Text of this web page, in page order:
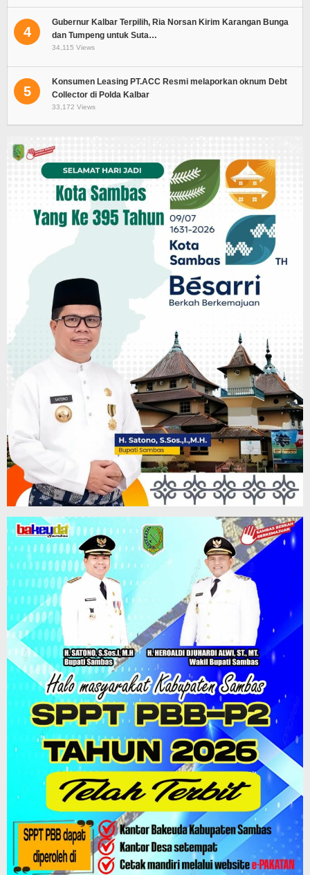
4
Gubernur Kalbar Terpilih, Ria Norsan Kirim Karangan Bunga
dan Tumpeng untuk Suta…
34,115 Views
5
Konsumen Leasing PT.ACC Resmi melaporkan oknum Debt
Collector di Polda Kalbar
33,172 Views